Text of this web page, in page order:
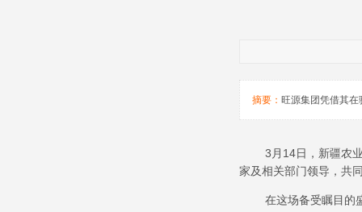
摘要： 旺源集团凭借其在
3月14日，新疆农
家及相关部门领导，共
在这场备受瞩目的